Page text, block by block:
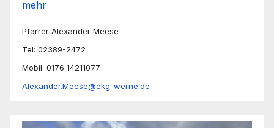
mehr
Pfarrer Alexander Meese
Tel: 02389-2472
Mobil: 0176 14211077
Alexander.Meese@ekg-werne.de